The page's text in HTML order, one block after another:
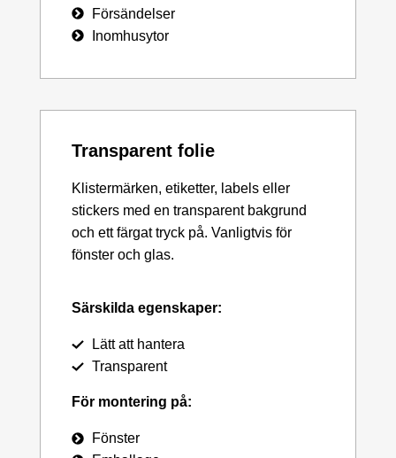
Försändelser
Inomhusytor
Transparent folie
Klistermärken, etiketter, labels eller
stickers med en transparent bakgrund
och ett färgat tryck på. Vanligtvis för
fönster och glas.
Särskilda egenskaper:
Lätt att hantera
Transparent
För montering på:
Fönster